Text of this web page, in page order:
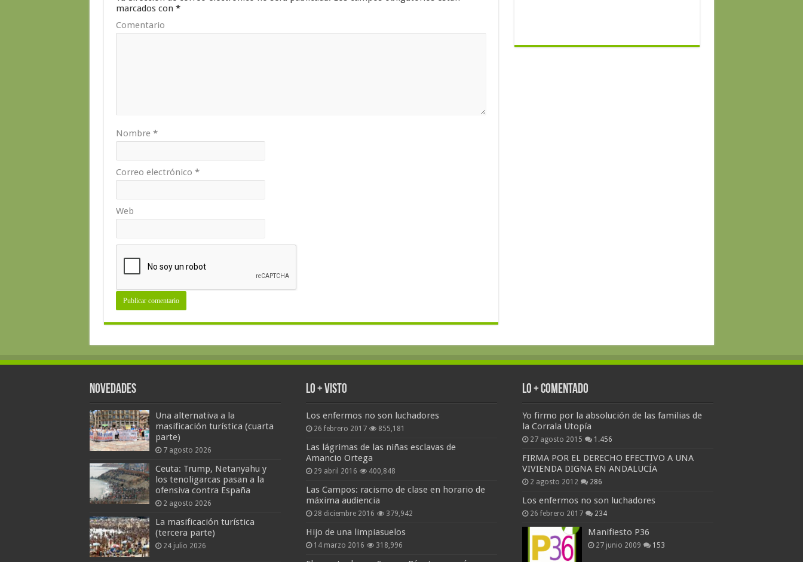
marcados con *
Comentario
Nombre *
Correo electrónico *
Web
Novedades
Una alternativa a la
masificación turística (cuarta
parte)
7 agosto 2026
Ceuta: Trump, Netanyahu y
los tenoligarcas pasan a la
ofensiva contra España
2 agosto 2026
La masificación turística
(tercera parte)
24 julio 2026
Lo + Visto
Los enfermos no son luchadores
26 febrero 2017 855,181
Las lágrimas de las niñas esclavas de
Amancio Ortega
29 abril 2016 400,848
Las Campos: racismo de clase en horario de
máxima audiencia
28 diciembre 2016 379,942
Hijo de una limpiasuelos
14 marzo 2016 318,996
Lo + Comentado
Yo firmo por la absolución de las familias de
la Corrala Utopía
27 agosto 2015 1.456
FIRMA POR EL DERECHO EFECTIVO A UNA
VIVIENDA DIGNA EN ANDALUCÍA
2 agosto 2012 286
Los enfermos no son luchadores
26 febrero 2017 234
Manifiesto P36
27 junio 2009 153